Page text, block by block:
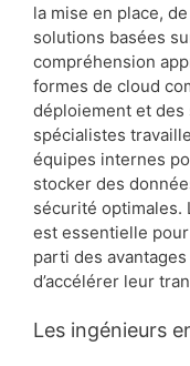
la mise en place,
solutions basées
compréhension
formes de cloud
déploiement et des
spécialistes
équipes internes
stocker des
sécurité optimales.
est essentielle
parti des
d’accélérer leur
Les ingénieurs